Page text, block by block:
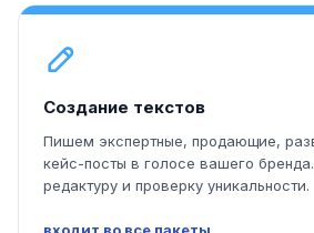
Создание текстов
Пишем экспертные, продающие,
кейс-посты в голосе вашего
редактуру и проверку уникальности.